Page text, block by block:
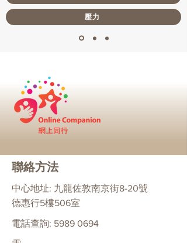
壓力
聯絡方法
中心地址: 九龍佐敦南京街8-20號
德惠行5樓506室
電話查詢: 5989 0694